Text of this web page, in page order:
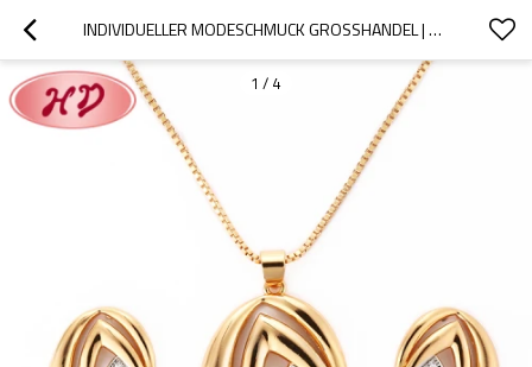
INDIVIDUELLER MODESCHMUCK GROSSHANDEL | OHRSTECKER-HALSKETTEN-SETS, SPEZIELLES DESIGN, ELEGANT, TRENDIG, STILVOLL | SEMIJOIAS CONJUNTO BANHADA 18K ZIRCNIA
1 / 4